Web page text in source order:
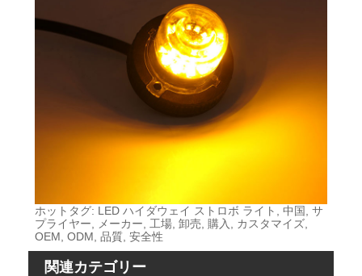
ホットタグ: LED ハイダウェイ ストロボ ライト, 中国, サ
プライヤー, メーカー, 工場, 卸売, 購入, カスタマイズ,
OEM, ODM, 品質, 安全性
関連カテゴリー